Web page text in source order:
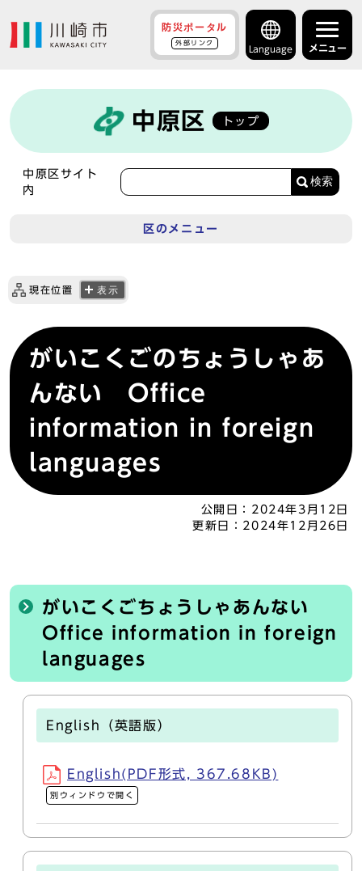
防災ポータル
外部リンク
Language メニュー
中原区 トップ
中原区サイト
内
検索
区のメニュー
現在位置 表示
がいこくごのちょうしゃあ
んない Office
information in foreign
languages
公開日： 2024年3月12日
更新日： 2024年12月26日
がいこくごちょうしゃあんない
Office information in foreign
languages
English（英語版）
English(PDF形式, 367.68KB)
別ウィンドウで開く